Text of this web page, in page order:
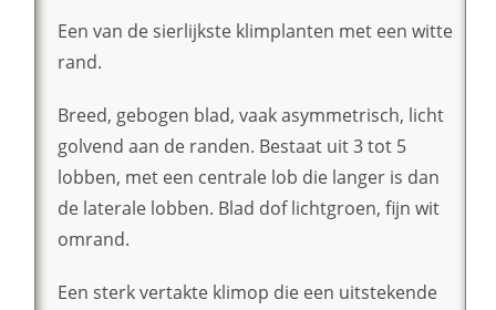
Een van de sierlijkste klimplanten met een witte
rand.
Breed, gebogen blad, vaak asymmetrisch, licht
golvend aan de randen. Bestaat uit 3 tot 5
lobben, met een centrale lob die langer is dan
de laterale lobben. Blad dof lichtgroen, fijn wit
omrand.
Een sterk vertakte klimop die een uitstekende